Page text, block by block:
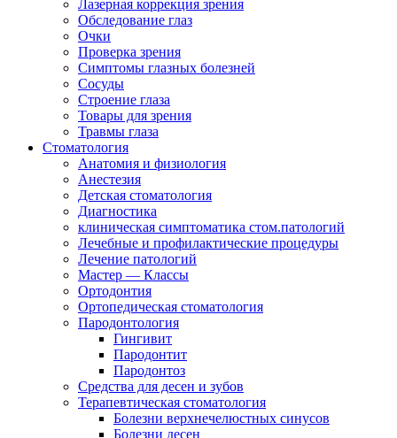
Лазерная коррекция зрения
Обследование глаз
Очки
Проверка зрения
Симптомы глазных болезней
Сосуды
Строение глаза
Товары для зрения
Травмы глаза
Стоматология
Анатомия и физиология
Анестезия
Детская стоматология
Диагностика
клиническая симптоматика стом.патологий
Лечебные и профилактические процедуры
Лечение патологий
Мастер — Классы
Ортодонтия
Ортопедическая стоматология
Пародонтология
Гингивит
Пародонтит
Пародонтоз
Средства для десен и зубов
Терапевтическая стоматология
Болезни верхнечелюстных синусов
Болезни десен